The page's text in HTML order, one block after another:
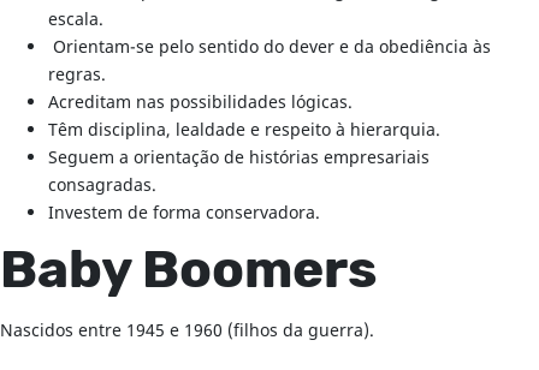
escala.
Orientam-se pelo sentido do dever e da obediência às
regras.
Acreditam nas possibilidades lógicas.
Têm disciplina, lealdade e respeito à hierarquia.
Seguem a orientação de histórias empresariais
consagradas.
Investem de forma conservadora.
Baby Boomers
Nascidos entre 1945 e 1960 (filhos da guerra).